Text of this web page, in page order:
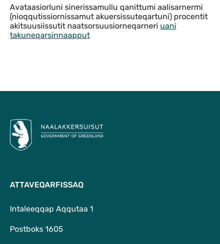
Avataasiorluni sinerissamullu qanittumi aalisarnermi
(nioqqutissiornissamut akuersissuteqartuni) procentit
akitsuusiissutit naatsorsuusiorneqarneri uani
takuneqarsinnaapput
ATTAVEQARFISSAQ
Intaleeqqap Aqqutaa 1
Postboks 1605